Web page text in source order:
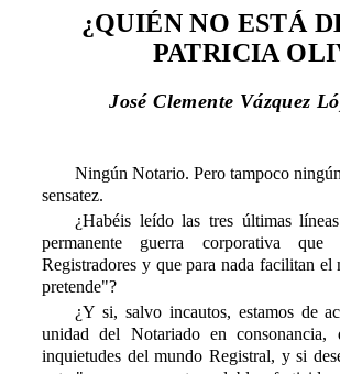
¿QUIÉN NO ESTÁ
PATRICIA
José Clemente Vázquez
Ningún Notario. Pero tampoco
sensatez.
¿Habéis leído las tres últimas
permanente guerra corporativa
Registradores y que para nada facilitan
pretende"?
¿Y si, salvo incautos, estamos de
unidad del Notariado en
inquietudes del mundo Registral, y si